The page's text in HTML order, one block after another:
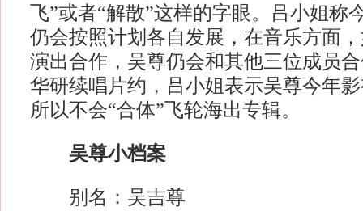
飞”或者“解散”这样的字眼。吕小姐称
仍会按照计划各自发展，在音乐方面
演出合作，吴尊仍会和其他三位成员
华研续唱片约，吕小姐表示吴尊今年
所以不会“合体”飞轮海出专辑。
吴尊小档案
别名：吴吉尊